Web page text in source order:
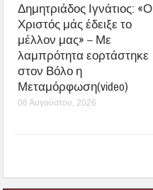
Δημητριάδος Ιγνάτιος: «Ο
Χριστός μάς έδειξε το
μέλλον μας» – Με
λαμπρότητα εορτάστηκε
στον Βόλο η
Μεταμόρφωση(video)
06 Αυγούστου, 2026